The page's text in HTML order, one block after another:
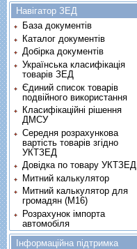
Навігатор ЗЕД
База документів
Каталог документів
Добірка документів
Українська класифікація
товарів ЗЕД
Єдиний список товарів
подвійного використання
Класифікаційні рішення
ДМСУ
Середня розрахункова
вартість товарів згідно
УКТЗЕД
Довідка по товару УКТЗЕД
Митний калькулятор
Митний калькулятор для
громадян (М16)
Розрахунок імпорта
автомобіля
Інформаційна підтримка